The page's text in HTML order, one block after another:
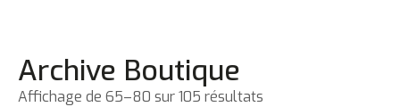
Archive Boutique
Affichage de 65–80 sur 105 résultats